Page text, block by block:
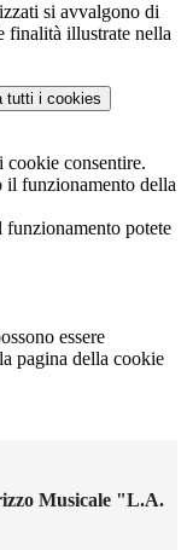
si avvalgono di
finalità illustrate nella
tutti i cookies
cookie consentire.
il funzionamento della
funzionamento potete
essere
pagina della cookie
Musicale "L.A.